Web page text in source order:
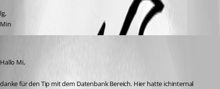
lg,
Min
Hallo Mi,
danke für den Tip mit dem Datenbank Bereich. Hier hatte ichinternal